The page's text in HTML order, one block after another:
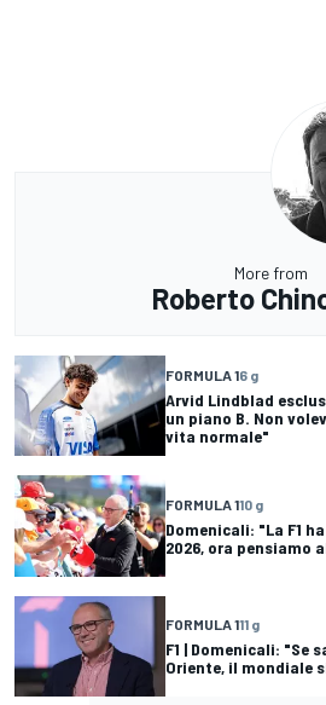
More from
Roberto
FORMULA 16 g
Arvid Lindblad
un piano B. Non
vita normale"
FORMULA 110 g
Domenicali: "La F1
2026, ora pensiamo
FORMULA 111 g
F1 | Domenicali: "Se
Oriente, il mondiale